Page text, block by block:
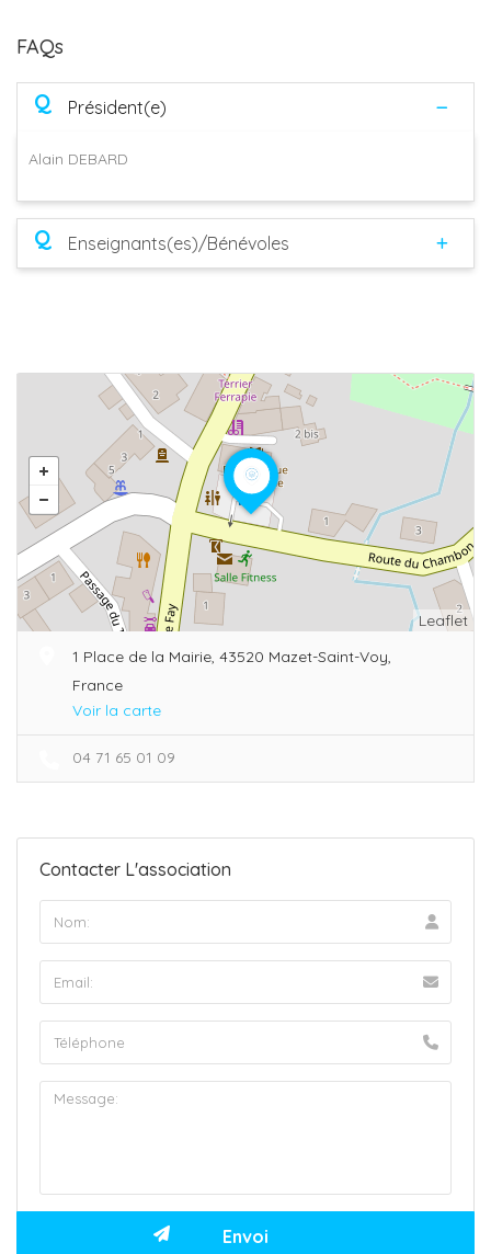
FAQs
Q Président(e)
Alain DEBARD
Q Enseignants(es)/Bénévoles
Leaflet
1 Place de la Mairie, 43520 Mazet-Saint-Voy,
France
Voir la carte
04 71 65 01 09
Contacter L'association